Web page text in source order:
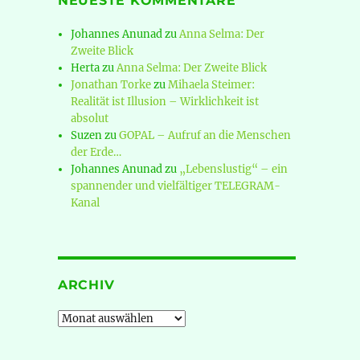
Johannes AnunadzuAnna Selma: Der
Zweite Blick
HertazuAnna Selma: Der Zweite Blick
Jonathan TorkezuMihaela Steimer:
Realität ist Illusion – Wirklichkeit ist
absolut
SuzenzuGOPAL – Aufruf an die Menschen
der Erde…
Johannes Anunadzu „Lebenslustig“ – ein
spannender und vielfältiger TELEGRAM-
Kanal
ARCHIV
Archiv